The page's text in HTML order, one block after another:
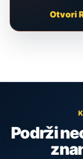
Otvori
Podrži